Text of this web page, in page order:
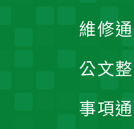
維修
公文
事項